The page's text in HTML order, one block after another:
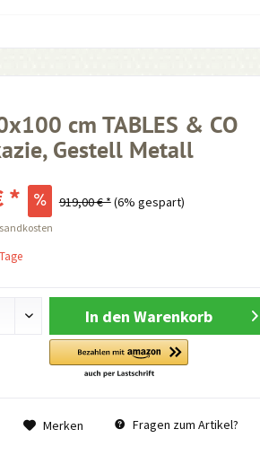
cm TABLES & CO
Gestell Metall
* 919,00 € *(6% gespart)
In den Warenkorb
Merken
Fragen zum Artikel?